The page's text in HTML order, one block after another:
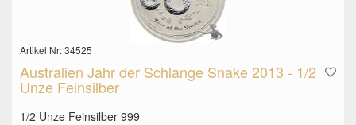
Artikel Nr: 34525
Australien Jahr der Schlange Snake 2013 - 1/2
Unze Feinsilber
1/2 Unze Feinsilber 999